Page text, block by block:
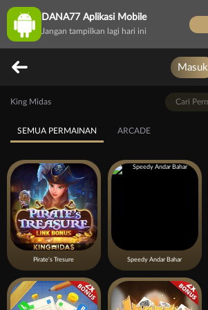
DANA77 Aplikasi Mobile
Jangan tampilkan lagi hari ini
Masuk
King Midas
SEMUA PERMAINAN ARCADE
Pirate's Tresure Speedy Andar Bahar